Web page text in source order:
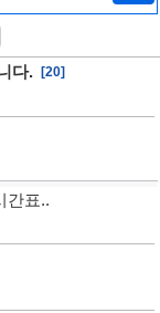
다.
[20]
간표..